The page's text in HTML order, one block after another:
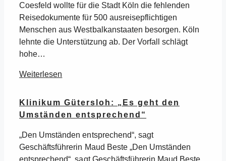
Coesfeld wollte für die Stadt Köln die fehlenden
Reisedokumente für 500 ausreisepflichtigen
Menschen aus Westbalkanstaaten besorgen. Köln
lehnte die Unterstützung ab. Der Vorfall schlägt
hohe…
Weiterlesen
Klinikum Gütersloh: „Es geht den
Umständen entsprechend“
„Den Umständen entsprechend“, sagt
Geschäftsführerin Maud Beste „Den Umständen
entsprechend“, sagt Geschäftsführerin Maud Beste